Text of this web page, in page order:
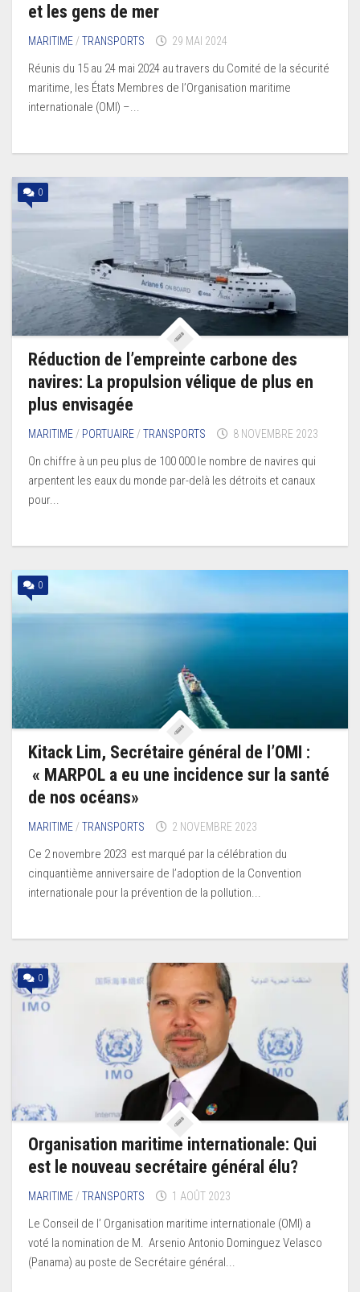
et les gens de mer
MARITIME /TRANSPORTS 29 MAI 2024
Réunis du 15 au 24 mai 2024 au travers du Comité de la sécurité
maritime, les États Membres de l’Organisation maritime
internationale (OMI) –...
0
Réduction de l’empreinte carbone des
navires: La propulsion vélique de plus en
plus envisagée
MARITIME / PORTUAIRE /TRANSPORTS 8 NOVEMBRE 2023
On chiffre à un peu plus de 100 000 le nombre de navires qui
arpentent les eaux du monde par-delà les détroits et canaux
pour...
0
Kitack Lim, Secrétaire général de l’OMI :
« MARPOL a eu une incidence sur la santé
de nos océans»
MARITIME /TRANSPORTS 2 NOVEMBRE 2023
Ce 2 novembre 2023 est marqué par la célébration du
cinquantième anniversaire de l’adoption de la Convention
internationale pour la prévention de la pollution...
0
Organisation maritime internationale: Qui
est le nouveau secrétaire général élu?
MARITIME/TRANSPORTS 1 AOÛT 2023
Le Conseil de l’ Organisation maritime internationale (OMI) a
voté la nomination de M. Arsenio Antonio Dominguez Velasco
(Panama) au poste de Secrétaire général...